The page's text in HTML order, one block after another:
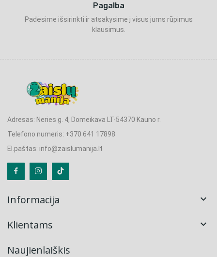
Pagalba
Padėsime išsirinkti ir atsakysime į visus jums rūpimus
klausimus.
Adresas: Neries g. 4, Domeikava LT-54370 Kauno r.
Telefono numeris: +370 641 17898
El.paštas: info@zaislumanija.lt
Informacija 
Klientams 
Naujienlaiškis